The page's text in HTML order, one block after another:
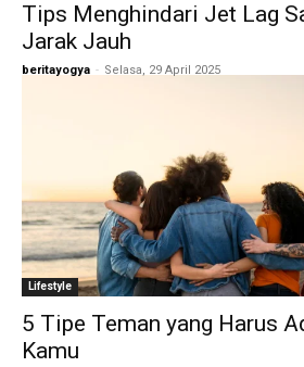
Tips Menghindari Jet Lag
Jarak Jauh
beritayogya - Selasa, 29 April 2025
Lifestyle
5 Tipe Teman yang Harus
Kamu